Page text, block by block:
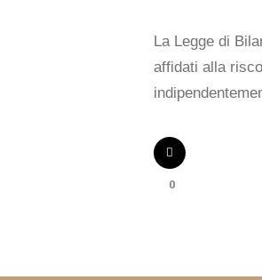
La Legge di
affidati alla
0